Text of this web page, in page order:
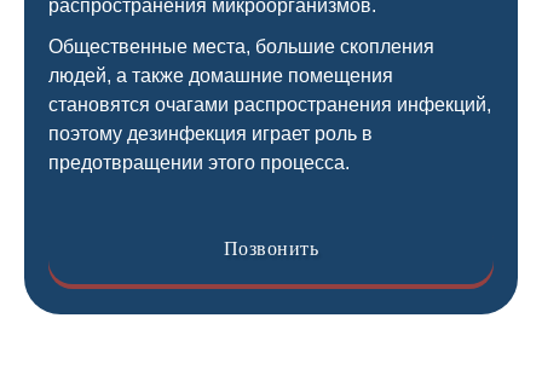
распространения микроорганизмов.
Общественные места, большие скопления
людей, а также домашние помещения
становятся очагами распространения инфекций,
поэтому дезинфекция играет роль в
предотвращении этого процесса.
Позвонить